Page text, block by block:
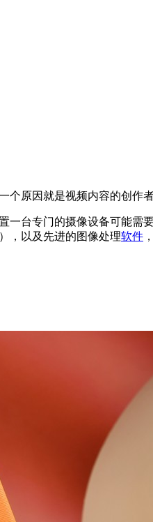
原因就是视频内容的创作
台专门的摄像设备可能需
，以及先进的图像处理软件